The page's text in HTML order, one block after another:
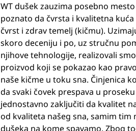
WT dušek zauzima posebno
poznato da čvrsta i kvalitetna
čvrst i zdrav temelj (kičmu).
skoro deceniju i po, uz stručnu
njihove tehnologije, realizovali
proizvod koji se pokazao kao
naše kičme u toku sna. Činjenica
da svaki čovek prespava u
jednostavno zaključiti da kvalitet
od kvaliteta našeg sna, samim tim
dušeka na kome spavamo. Zbog